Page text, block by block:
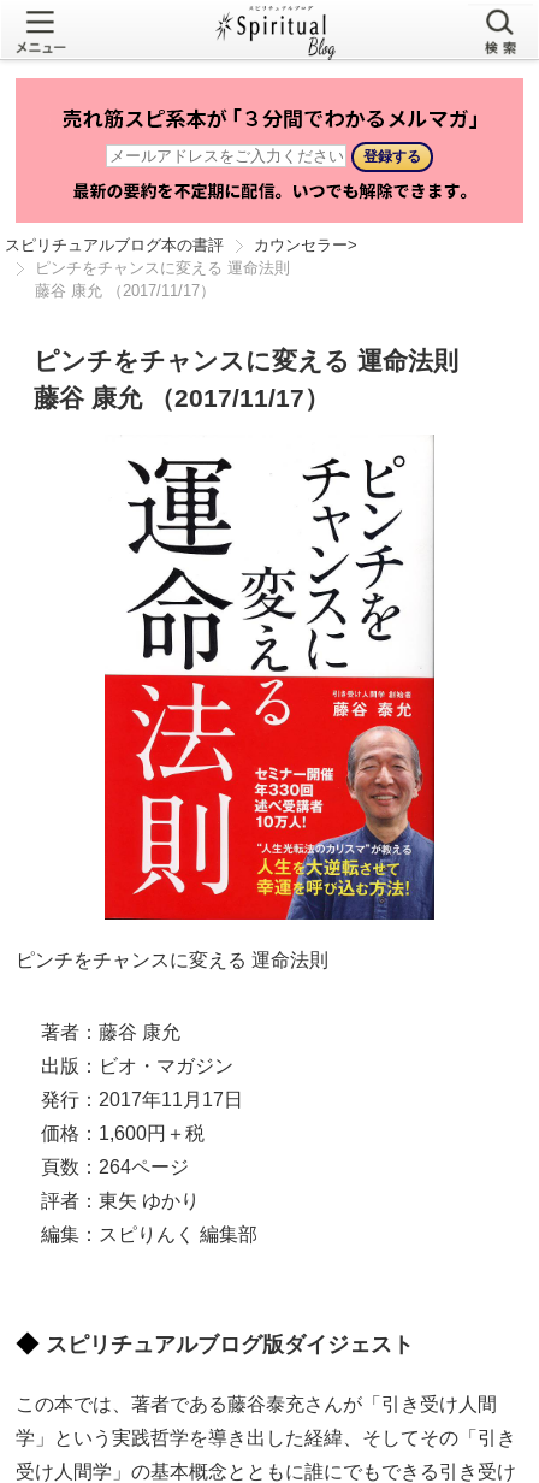
スピリチュアルブログ本の書評 カウンセラー>
ピンチをチャンスに変える 運命法則
藤谷 康允 （2017/11/17）
ピンチをチャンスに変える 運命法則
藤谷 康允 （2017/11/17）
ピンチをチャンスに変える 運命法則
著者：藤谷 康允
出版：ビオ・マガジン
発行：2017年11月17日
価格：1,600円＋税
頁数：264ページ
評者：東矢 ゆかり
編集：スピりんく 編集部
スピリチュアルブログ版ダイジェスト
この本では、著者である藤谷泰充さんが「引き受け人間
学」という実践哲学を導き出した経緯、そしてその「引き
受け人間学」の基本概念とともに誰にでもできる引き受け